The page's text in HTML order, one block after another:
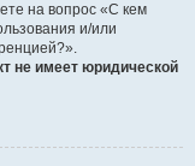
на вопрос «С кем
и/или
не имеет юридической